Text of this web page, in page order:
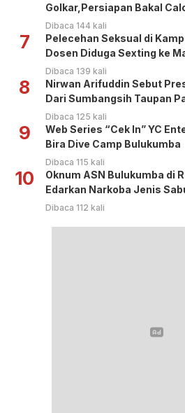
Golkar,Persiapan Bakal
Dibaca 144 kali
7
Pelecehan Seksual di
Dosen Diduga Sexting ke
Dibaca 139 kali
8
Nirwan Arifuddin Sebut
Dari Sumbangsih Taupan
Dibaca 125 kali
9
Web Series “Cek In” YC
Bira Dive Camp Bulukumba
Dibaca 115 kali
10
Oknum ASN Bulukumba di
Edarkan Narkoba Jenis
Dibaca 112 kali